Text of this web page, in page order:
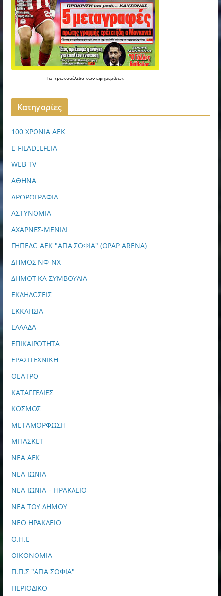
Ταπρωτοσέλιδατωνεφημερίδων
Kατηγορίες
100 ΧΡΟΝΙΑ ΑΕΚ
E-FILADELFEIA
WEB TV
ΑΘΗΝΑ
ΑΡΘΡΟΓΡΑΦΙΑ
ΑΣΤΥΝΟΜΙΑ
ΑΧΑΡΝΕΣ-ΜΕΝΙΔΙ
ΓΗΠΕΔΟ ΑΕΚ "ΑΓΙΑ ΣΟΦΙΑ" (OPAP ARENA)
ΔΗΜΟΣ ΝΦ-ΝΧ
ΔΗΜΟΤΙΚΑ ΣΥΜΒΟΥΛΙΑ
ΕΚΔΗΛΩΣΕΙΣ
ΕΚΚΛΗΣΙΑ
ΕΛΛΑΔΑ
ΕΠΙΚΑΙΡΟΤΗΤΑ
ΕΡΑΣΙΤΕΧΝΙΚΗ
ΘΕΑΤΡΟ
ΚΑΤΑΓΓΕΛΙΕΣ
ΚΟΣΜΟΣ
ΜΕΤΑΜΟΡΦΩΣΗ
ΜΠΑΣΚΕΤ
ΝΕΑ ΑΕΚ
ΝΕΑ ΙΩΝΙΑ
ΝΕΑ ΙΩΝΙΑ – ΗΡΑΚΛΕΙΟ
ΝΕΑ ΤΟΥ ΔΗΜΟΥ
ΝΕΟ ΗΡΑΚΛΕΙΟ
Ο.Η.Ε
ΟΙΚΟΝΟΜΙΑ
Π.Π.Σ "ΑΓΙΑ ΣΟΦΙΑ"
ΠΕΡΙΟΔΙΚΟ